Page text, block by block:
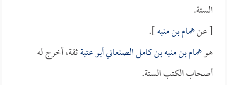
الستة.
[ عنهمام بن منبه].
هوهمام بن منبه بن كامل الصنعاني أبو عتبةثقة، أخرج له
أصحاب الكتب الستة.